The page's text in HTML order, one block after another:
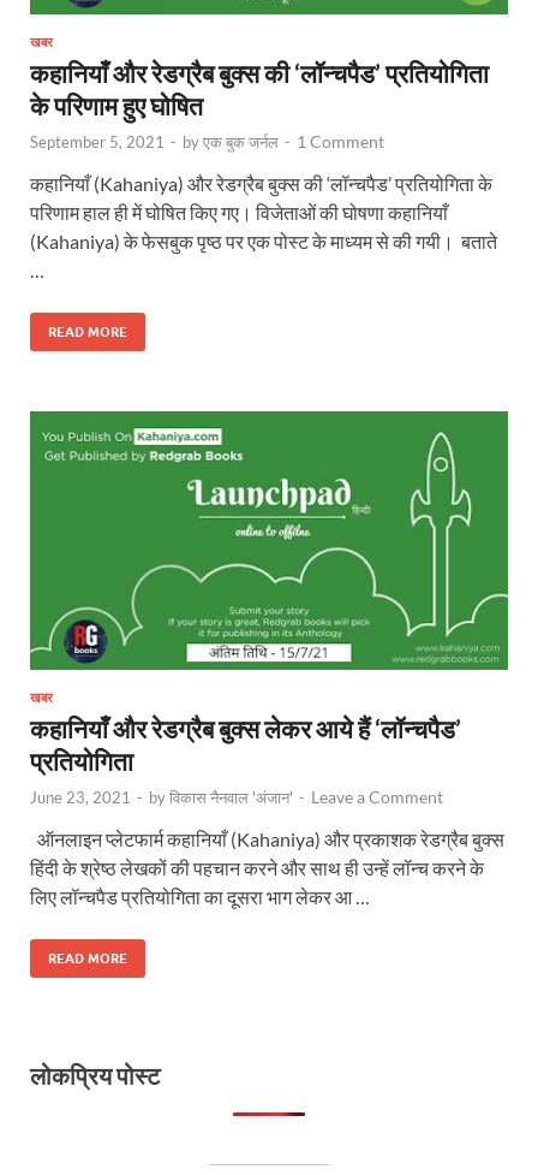
खबर
कहानियाँ और रेडग्रैब बुक्स की ‘लॉन्चपैड’ प्रतियोगिता
के परिणाम हुए घोषित
September 5, 2021 - byएक बुक जर्नल - 1 Comment
कहानियाँ (Kahaniya) और रेडग्रैब बुक्स की ‘लॉन्चपैड’ प्रतियोगिता के
परिणाम हाल ही में घोषित किए गए। विजेताओं की घोषणा कहानियाँ
(Kahaniya) के फेसबुक पृष्ठ पर एक पोस्ट के माध्यम से की गयी। बताते
…
READ MORE
खबर
कहानियाँ और रेडग्रैब बुक्स लेकर आये हैं ‘लॉन्चपैड’
प्रतियोगिता
June 23, 2021 - byविकास नैनवाल 'अंजान' - Leave a Comment
ऑनलाइन प्लेटफार्म कहानियाँ (Kahaniya) और प्रकाशक रेडग्रैब बुक्स
हिंदी के श्रेष्ठ लेखकों की पहचान करने और साथ ही उन्हें लॉन्च करने के
लिए लॉन्चपैड प्रतियोगिता का दूसरा भाग लेकर आ …
READ MORE
लोकप्रिय पोस्ट